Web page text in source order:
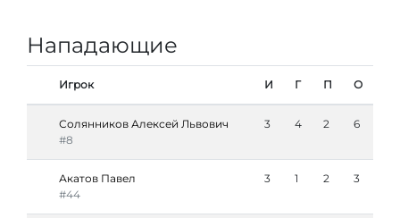
Нападающие
Игрок И Г П О
Солянников Алексей Львович
#8
3 4 2 6
Акатов Павел
#44
3 1 2 3